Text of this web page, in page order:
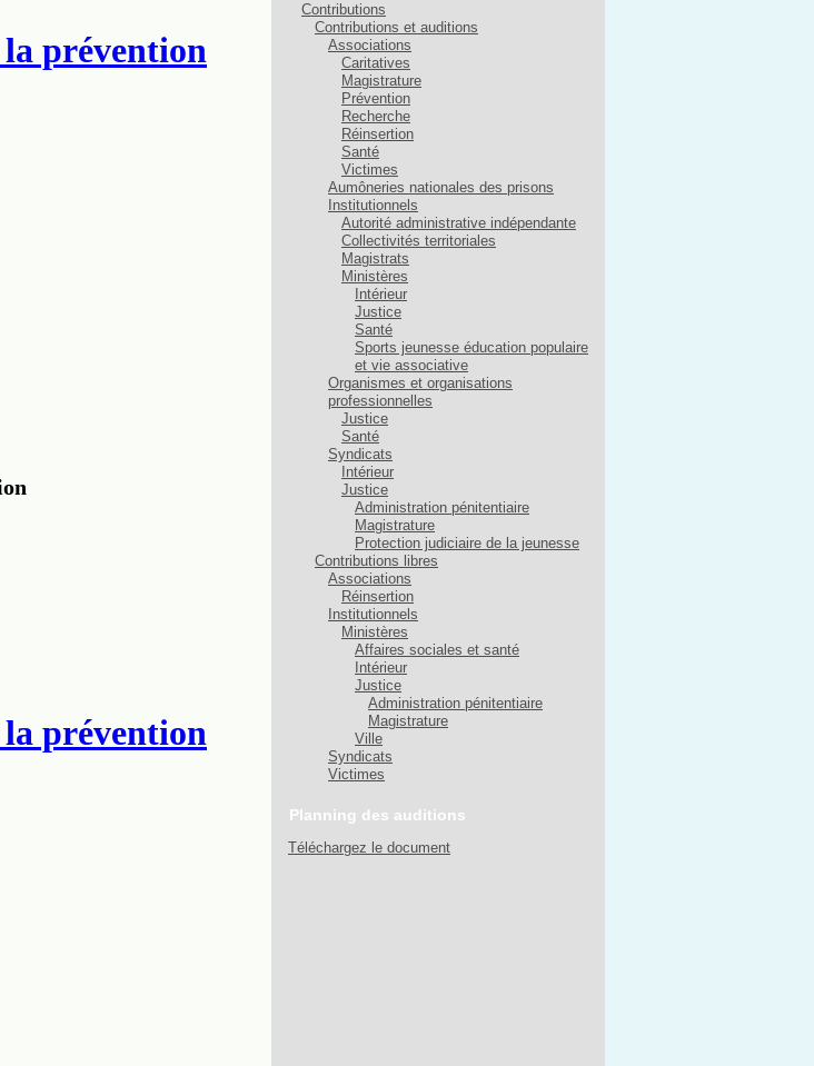
Contributions
Contributions et auditions
Associations
Caritatives
Magistrature
Prévention
Recherche
Réinsertion
Santé
Victimes
Aumôneries nationales des prisons
Institutionnels
Autorité administrative indépendante
Collectivités territoriales
Magistrats
Ministères
Intérieur
Justice
Santé
Sports jeunesse éducation populaire
et vie associative
Organismes et organisations
professionnelles
Justice
Santé
Syndicats
Intérieur
Justice
Administration pénitentiaire
Magistrature
Protection judiciaire de la jeunesse
Contributions libres
Associations
Réinsertion
Institutionnels
Ministères
Affaires sociales et santé
Intérieur
Justice
Administration pénitentiaire
Magistrature
Ville
Syndicats
Victimes
Planning des auditions
Téléchargez le document